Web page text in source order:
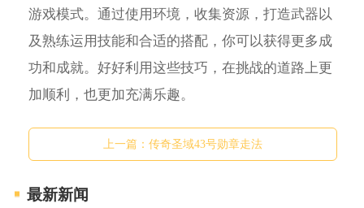
游戏模式。通过使用环境，收集资源，打造武器以
及熟练运用技能和合适的搭配，你可以获得更多成
功和成就。好好利用这些技巧，在挑战的道路上更
加顺利，也更加充满乐趣。
上一篇： 传奇圣域43号勋章走法
最新新闻